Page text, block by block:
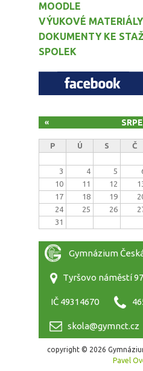
MOODLE
VÝUKOVÉ MATERIÁLY
DOKUMENTY KE
SPOLEK
«
P Ú S Č
3
4 5
10
11 12
17
18 19
24
25 26
31
Gymnázium
Tyršovo náměstí
IČ 49314670
skola@gymnct.cz
copyright © 2026
Pavel